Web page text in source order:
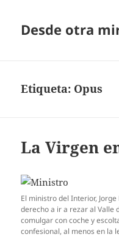
Desde otra
Etiqueta: Opus
La Virgen
El ministro del Interior,
derecho a ir a rezar al Valle
comulgar con coche y
confesional, al menos en la